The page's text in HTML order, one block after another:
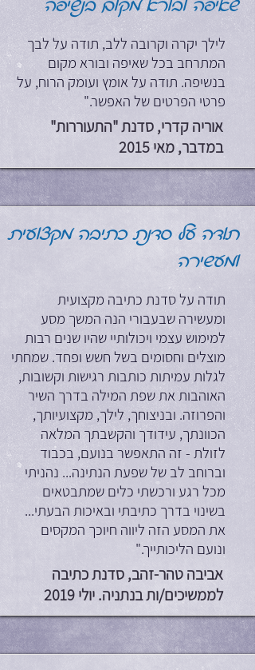
שאיפה ובורא מקום בנשיפה
לילך יקרה וקרובה ללב, תודה על לבך
המתרחב בכל שאיפה ובורא מקום
בנשיפה. תודה על אומץ ועומק הרוח, על
פרטי הפרטים של האפשר."
אוריה קדרי, סדנת "התעוררות"
במדבר, מאי 2015
תודה על סדנת כתיבה מקצועית
ומעשירה
תודה על סדנת כתיבה מקצועית
ומעשירה שבעבורי הנה המשך מסע
למימוש עצמי ויכולותיי שהיו שנים רבות
מוצלים וחסומים בשל חשש ופחד. שמחתי
לגלות עמיתות כותבות רגישות וקשובות,
האוהבות את שפת המילה בדרך השיר
והפרוזה. ובניצוחך, לילך, מקצועיותך,
הכוונתך, עידודך והקשבתך המלאה
לזולת - זה התאפשר בנועם, בכבוד
וברוחב לב של שפעת הנתינה... נהניתי
מכל רגע ורכשתי כלים שמתבטאים
בשינוי בדרך כתיבתי ובאיכות הבעתי...
את המסע הזה ליווה חיוכך המקסים
ונועם הליכותייך."
אביבה טהר-זהב, סדנת כתיבה
לממשיכים/ות בנתניה. יולי 2019